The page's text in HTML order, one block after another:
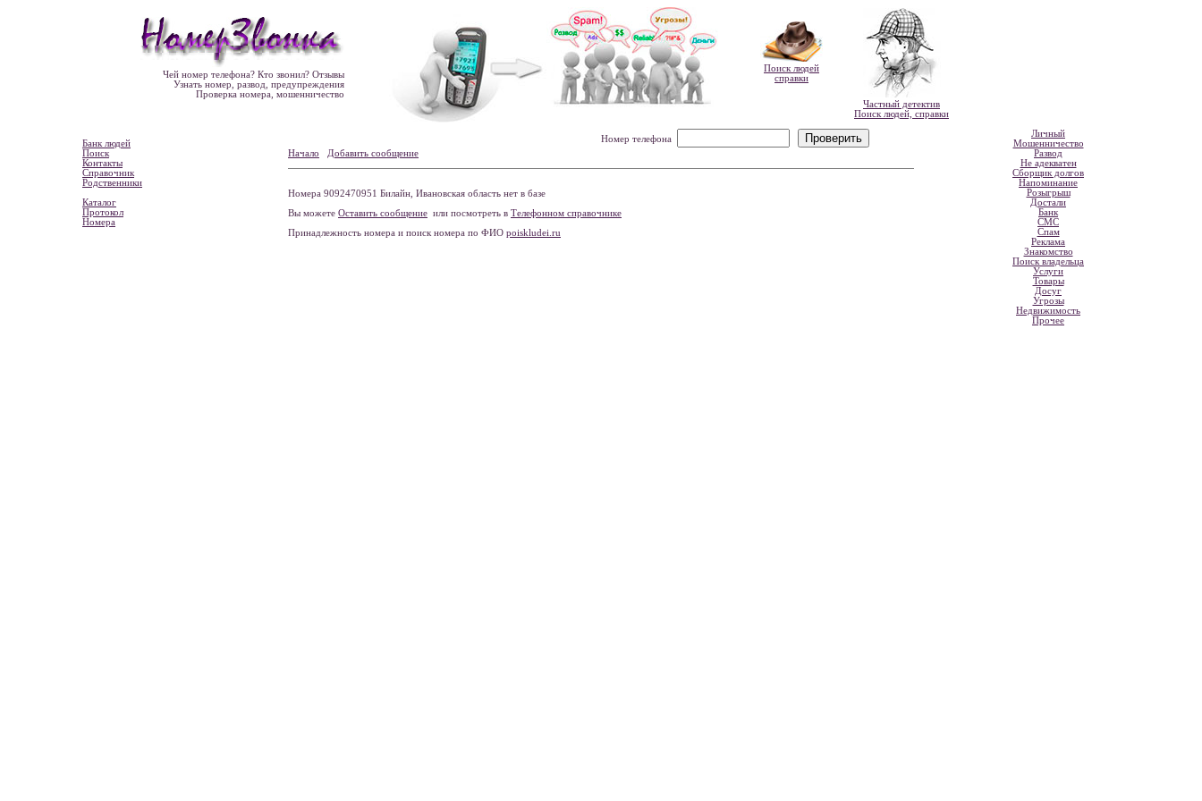
Чей номер телефона? Кто звонил? Отзывы
Узнать номер, развод, предупреждения
Проверка номера, мошенничество
Поиск людей
справки
Частный детектив
Поиск людей, справки
Банк людей
Поиск
Контакты
Справочник
Родственники
Каталог
Протокол
Номера
Номер телефона
Начало
Добавить сообщение
Номера 9092470951 Билайн, Ивановская область нет в базе
Вы можете Оставить сообщение или посмотреть в Телефонном справочнике
Принадлежность номера и поиск номера по ФИО poiskludei.ru
Личный
Мошенничество
Развод
Не адекватен
Сборщик долгов
Напоминание
Розыгрыш
Достали
Банк
СМС
Спам
Реклама
Знакомство
Поиск владельца
Услуги
Товары
Досуг
Угрозы
Недвижимость
Прочее